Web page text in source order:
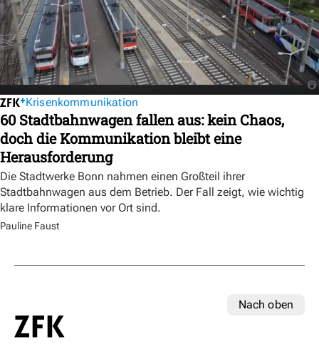
Krisenkommunikation
60 Stadtbahnwagen fallen aus: kein Chaos,
doch die Kommunikation bleibt eine
Herausforderung
Die Stadtwerke Bonn nahmen einen Großteil ihrer
Stadtbahnwagen aus dem Betrieb. Der Fall zeigt, wie wichtig
klare Informationen vor Ort sind.
Pauline Faust
Nach oben